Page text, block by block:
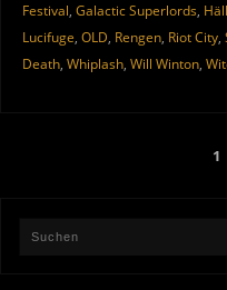
Festival, Galactic Superlords,
Lucifuge, OLD, Rengen, Riot City,
Death, Whiplash, Will Winton,
1